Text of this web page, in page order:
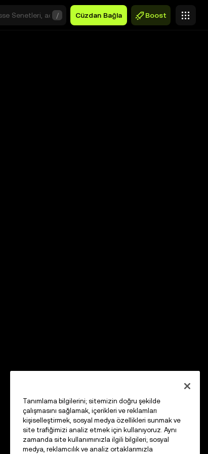
/ Cüzdan Bağla Boost
Tanımlama bilgilerini; sitemizin doğru şekilde
çalışmasını sağlamak, içerikleri ve reklamları
kişiselleştirmek, sosyal medya özellikleri sunmak ve
site trafiğimizi analiz etmek için kullanıyoruz. Aynı
zamanda site kullanımınızla ilgili bilgileri; sosyal
medya, reklamcılık ve analiz ortaklarımızla